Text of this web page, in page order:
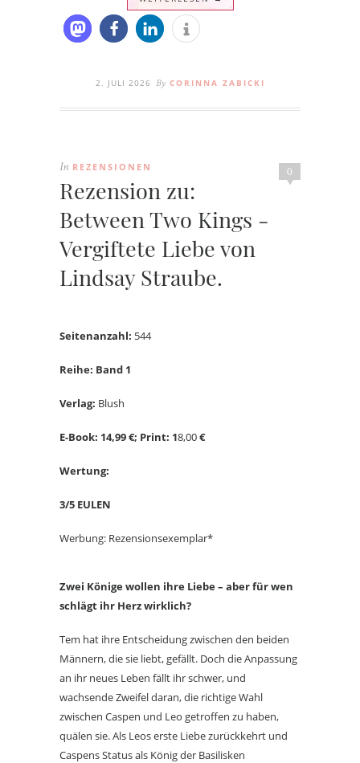
2. JULI 2026 By CORINNA ZABICKI
0
In REZENSIONEN
Rezension zu:
Between Two Kings -
Vergiftete Liebe von
Lindsay Straube.
Seitenanzahl: 544
Reihe: Band 1
Verlag: Blush
E-Book: 14,99 €; Print: 18,00€
Wertung:
3/5 EULEN
Werbung: Rezensionsexemplar*
Zwei Könige wollen ihre Liebe – aber für wen
schlägt ihr Herz wirklich?
Tem hat ihre Entscheidung zwischen den beiden
Männern, die sie liebt, gefällt. Doch die Anpassung
an ihr neues Leben fällt ihr schwer, und
wachsende Zweifel daran, die richtige Wahl
zwischen Caspen und Leo getroffen zu haben,
quälen sie. Als Leos erste Liebe zurückkehrt und
Caspens Status als König der Basilisken